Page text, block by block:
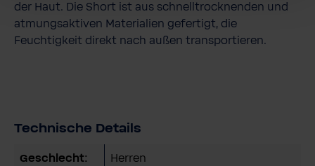
der Haut. Die Short ist aus schnelltrocknenden und
atmungsaktiven Materialien gefertigt, die
Feuchtigkeit direkt nach außen transportieren.
Technische Details
Geschlecht: Herren